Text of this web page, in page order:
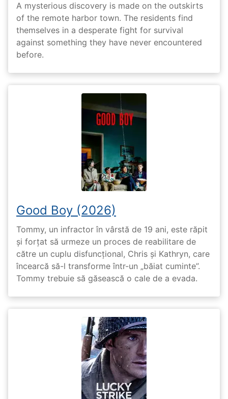
A mysterious discovery is made on the outskirts
of the remote harbor town. The residents find
themselves in a desperate fight for survival
against something they have never encountered
before.
Good Boy (2026)
Tommy, un infractor în vârstă de 19 ani, este răpit
și forțat să urmeze un proces de reabilitare de
către un cuplu disfuncțional, Chris și Kathryn, care
încearcă să-l transforme într-un „băiat cuminte”.
Tommy trebuie să găsească o cale de a evada.